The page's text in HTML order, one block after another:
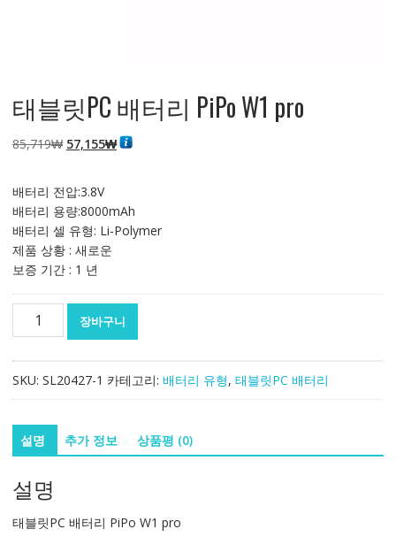
태블릿PC 배터리 PiPo W1 pro
85,719₩ 원
격:
85,719₩
57,155₩현
57,155₩
배터리 전압:3.8V
배터리 용량:8000mAh
배터리 셀 유형: Li-Polymer
제품 상황 : 새로운
보증 기간 : 1 년
배
리
PiPo
pro
량
장바구니
SKU: SL20427-1 카테고리: 배터리 유형, 태블릿PC 배터리
설명 추가 정보 상품평 (0)
설명
태블릿PC 배터리 PiPo W1 pro